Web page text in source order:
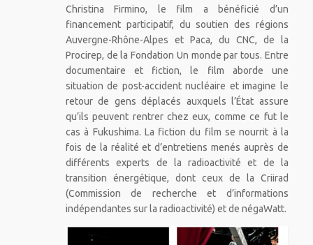
Christina Firmino, le film a bénéficié d’un
financement participatif, du soutien des régions
Auvergne-Rhône-Alpes et Paca, du CNC, de la
Procirep, de la Fondation Un monde par tous. Entre
documentaire et fiction, le film aborde une
situation de post-accident nucléaire et imagine le
retour de gens déplacés auxquels l’État assure
qu’ils peuvent rentrer chez eux, comme ce fut le
cas à Fukushima. La fiction du film se nourrit à la
fois de la réalité et d’entretiens menés auprès de
différents experts de la radioactivité et de la
transition énergétique, dont ceux de la Criirad
(Commission de recherche et d’informations
indépendantes sur la radioactivité) et de négaWatt.